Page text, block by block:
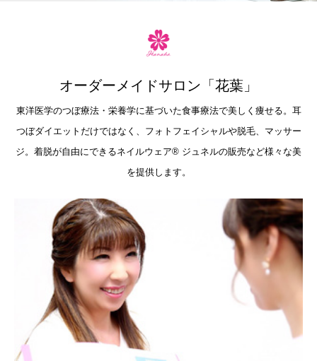
オーダーメイドサロン「花葉」
東洋医学のつぼ療法・栄養学に基づいた食事療法で美しく痩せる。耳
つぼダイエットだけではなく、フォトフェイシャルや脱毛、マッサー
ジ。着脱が自由にできるネイルウェア®︎ ジュネルの販売など様々な美
を提供します。